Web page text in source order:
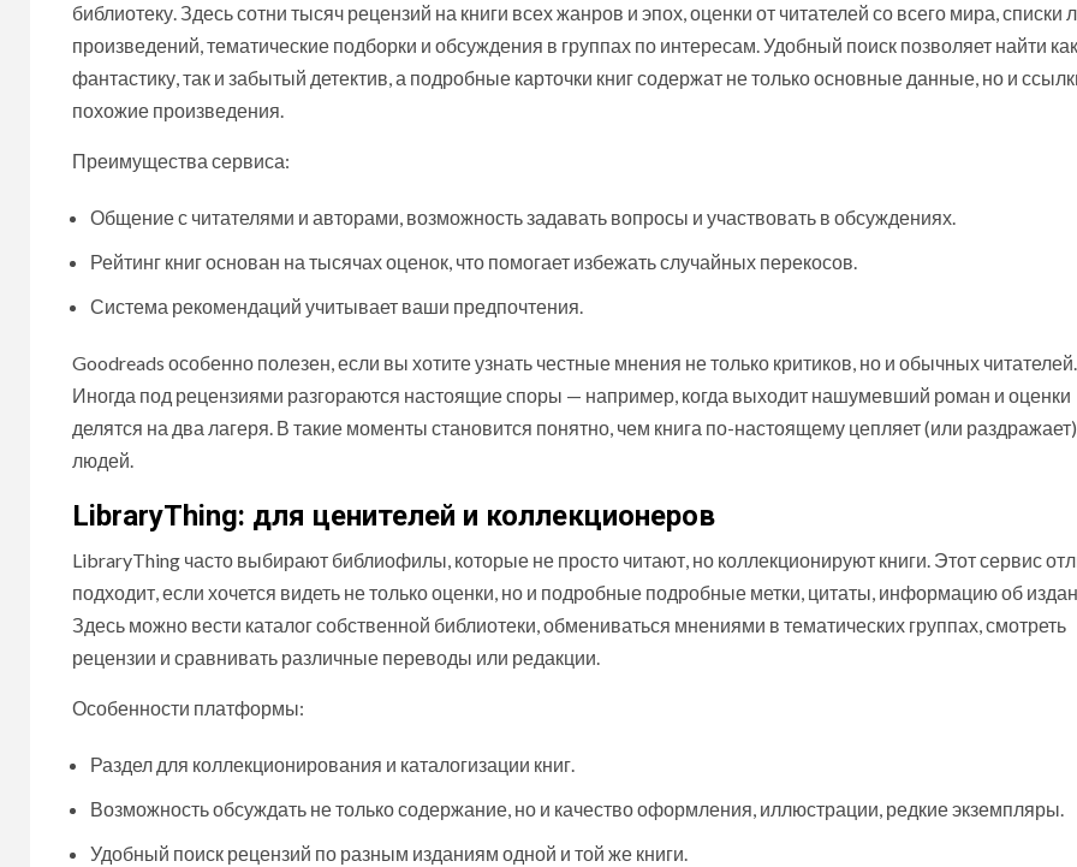
библиотеку. Здесь сотни тысяч рецензий на книги всех жанров и эпох, оценки от читателей со всего мира, списки
произведений, тематические подборки и обсуждения в группах по интересам. Удобный поиск позволяет найти
фантастику, так и забытый детектив, а подробные карточки книг содержат не только основные данные, но и
похожие произведения.
Преимущества сервиса:
Общение с читателями и авторами, возможность задавать вопросы и участвовать в обсуждениях.
Рейтинг книг основан на тысячах оценок, что помогает избежать случайных перекосов.
Система рекомендаций учитывает ваши предпочтения.
Goodreads особенно полезен, если вы хотите узнать честные мнения не только критиков, но и обычных читателей.
Иногда под рецензиями разгораются настоящие споры — например, когда выходит нашумевший роман и оценки
делятся на два лагеря. В такие моменты становится понятно, чем книга по-настоящему цепляет (или раздражает)
людей.
LibraryThing: для ценителей и коллекционеров
LibraryThing часто выбирают библиофилы, которые не просто читают, но коллекционируют книги. Этот сервис
подходит, если хочется видеть не только оценки, но и подробные подробные метки, цитаты, информацию об
Здесь можно вести каталог собственной библиотеки, обмениваться мнениями в тематических группах, смотреть
рецензии и сравнивать различные переводы или редакции.
Особенности платформы:
Раздел для коллекционирования и каталогизации книг.
Возможность обсуждать не только содержание, но и качество оформления, иллюстрации, редкие экземпляры.
Удобный поиск рецензий по разным изданиям одной и той же книги.